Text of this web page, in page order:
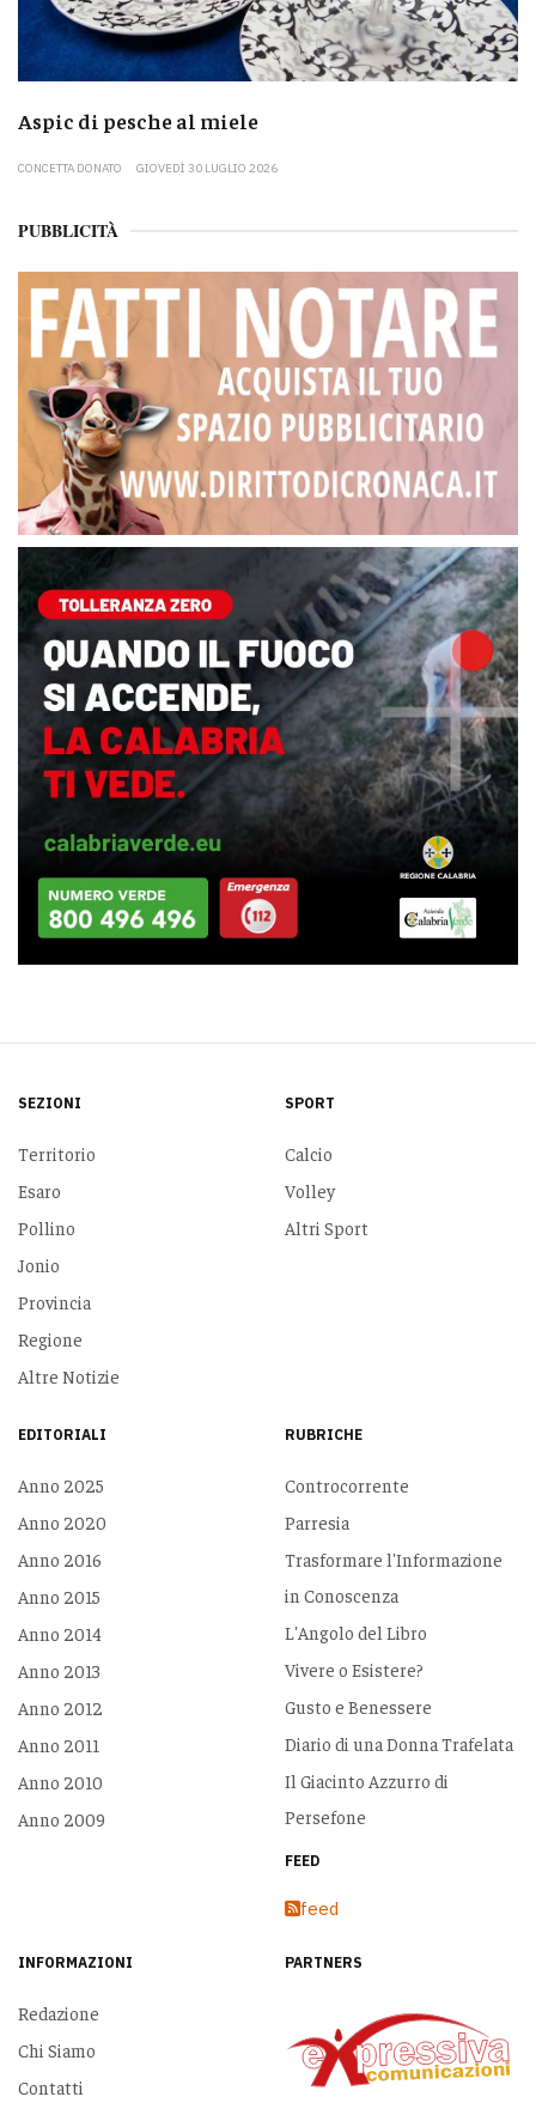
Aspic di pesche al miele
CONCETTA DONATO GIOVEDÌ 30 LUGLIO 2026
PUBBLICITÀ
SEZIONI
Territorio
Esaro
Pollino
Jonio
Provincia
Regione
Altre Notizie
SPORT
Calcio
Volley
Altri Sport
EDITORIALI
Anno 2025
Anno 2020
Anno 2016
Anno 2015
Anno 2014
Anno 2013
Anno 2012
Anno 2011
Anno 2010
Anno 2009
RUBRICHE
Controcorrente
Parresia
Trasformare l'Informazione
in Conoscenza
L'Angolo del Libro
Vivere o Esistere?
Gusto e Benessere
Diario di una Donna Trafelata
Il Giacinto Azzurro di
Persefone
FEED
feed
INFORMAZIONI
Redazione
Chi Siamo
Contatti
PARTNERS